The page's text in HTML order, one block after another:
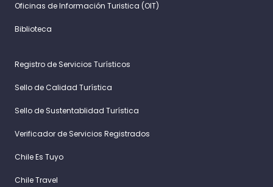
Oficinas de Información Turistica (OIT)
Biblioteca
Registro de Servicios Turísticos
Sello de Calidad Turística
Sello de Sustentablidad Turística
Verificador de Servicios Registrados
Chile Es Tuyo
Chile Travel